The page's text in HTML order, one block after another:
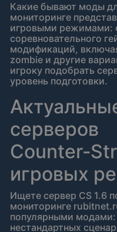
Какие бывают моды
мониторинге
игровыми режимами:
соревновательного
модификаций,
zombie и другие
игроку подобрать
уровень подготовки.
серверов
игровых
Ищете сервер CS 1.6
мониторинге
популярными модами:
нестандартных